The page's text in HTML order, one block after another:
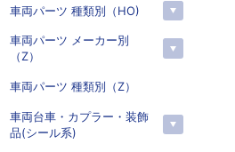
車両パーツ 種類別（HO)
車両パーツ メーカー別
（Z）
車両パーツ 種類別（Z）
車両台車・カプラー・装飾
品(シール系)